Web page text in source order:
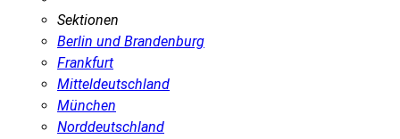
Sektionen
Berlin und Brandenburg
Frankfurt
Mitteldeutschland
München
Norddeutschland